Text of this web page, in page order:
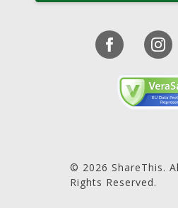
© 2026 ShareThis.
Rights Reserved.